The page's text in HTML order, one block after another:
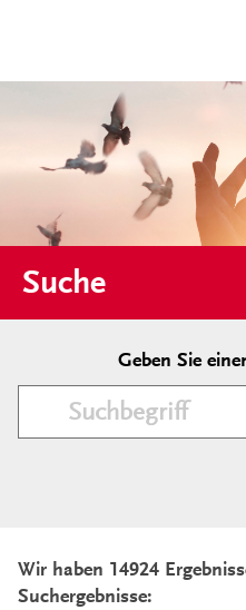
Suche
Geben Sie
Wir haben 14924
Suchergebnisse: